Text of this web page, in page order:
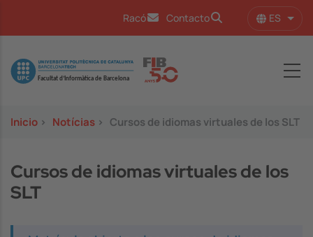
Racó Contacto ES
Image
Inicio > Notícias > Cursos de idiomas virtuales de los SLT
Cursos de idiomas virtuales de los
SLT